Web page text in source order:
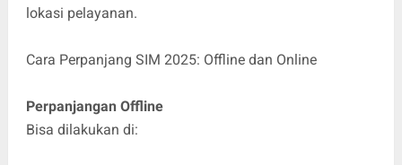
lokasi pelayanan.
Cara Perpanjang SIM 2025: Offline dan Online
Perpanjangan Offline
Bisa dilakukan di: